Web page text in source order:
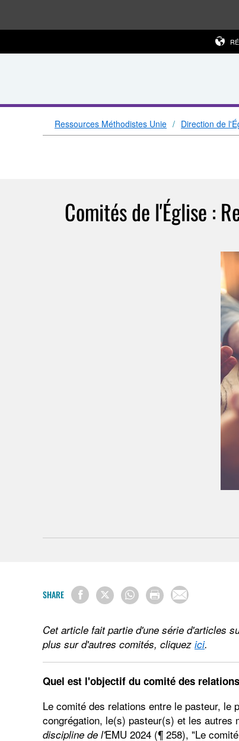
Ressources Méthodistes Unie Direction de
Comités de l'Église :
SHARE
Cet article fait partie d'une série d'articles
plus sur d'autres comités, cliquez ici.
Quel est l'objectif du comité des
Le comité des relations entre le pasteur,
congrégation, le(s) pasteur(s) et les autres
discipline de l'EMU 2024 (¶ 258), "Le